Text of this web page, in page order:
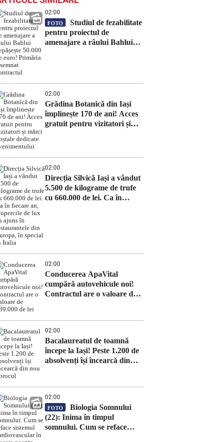
02:00
FOTO
Studiul de fezabilitate
pentru proiectul de
amenajare a râului Bahlui
02:00
Grădina Botanică din Iași
împlinește 170 de ani! Acces
gratuit pentru vizitatori și
02:00
Direcția Silvică Iași a vândut
5.500 de kilograme de trufe
cu 660.000 de lei. Ca în
02:00
Conducerea ApaVital
cumpără autovehicule noi!
Contractul are o valoare de
02:00
Bacalaureatul de toamnă
începe la Iași! Peste 1.200 de
absolvenți își încearcă din
02:00
FOTO
Biologia Somnului
(22): Inima în timpul
somnului. Cum se reface